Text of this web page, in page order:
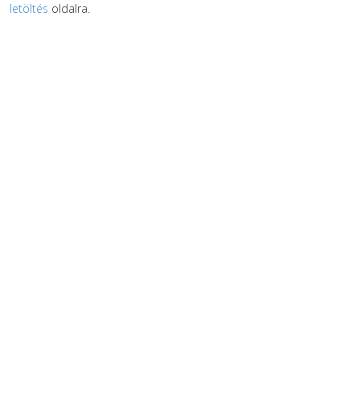
letöltés oldalra.